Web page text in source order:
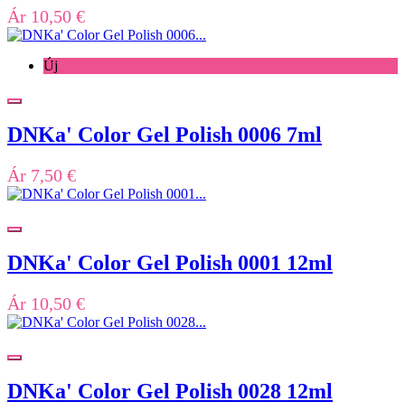
Ár 10,50 €
Új
DNKa' Color Gel Polish 0006 7ml
Ár 7,50 €
DNKa' Color Gel Polish 0001 12ml
Ár 10,50 €
DNKa' Color Gel Polish 0028 12ml